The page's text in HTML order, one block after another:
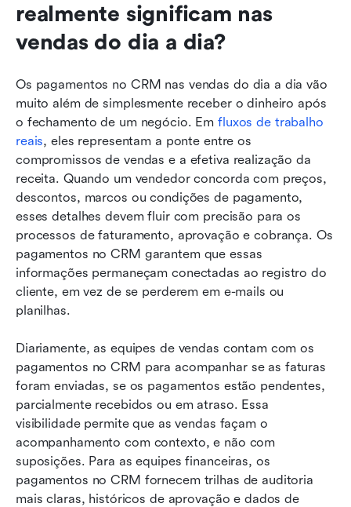
realmente significam nas
vendas do dia a dia?
Os pagamentos no CRM nas vendas do dia a dia vão
muito além de simplesmente receber o dinheiro após
o fechamento de um negócio. Em fluxos de trabalho
reais, eles representam a ponte entre os
compromissos de vendas e a efetiva realização da
receita. Quando um vendedor concorda com preços,
descontos, marcos ou condições de pagamento,
esses detalhes devem fluir com precisão para os
processos de faturamento, aprovação e cobrança. Os
pagamentos no CRM garantem que essas
informações permaneçam conectadas ao registro do
cliente, em vez de se perderem em e-mails ou
planilhas.
Diariamente, as equipes de vendas contam com os
pagamentos no CRM para acompanhar se as faturas
foram enviadas, se os pagamentos estão pendentes,
parcialmente recebidos ou em atraso. Essa
visibilidade permite que as vendas façam o
acompanhamento com contexto, e não com
suposições. Para as equipes financeiras, os
pagamentos no CRM fornecem trilhas de auditoria
mais claras, históricos de aprovação e dados de